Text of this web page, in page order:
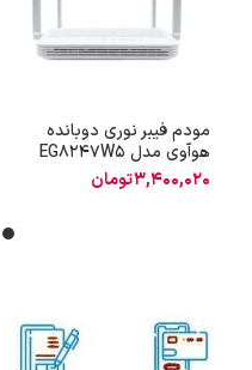
مودم فیبر نوری دوبانده
هوآوی مدل EG8247W5
3,400,020تومان